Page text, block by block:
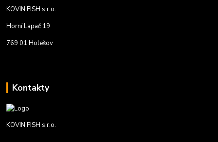
KOVIN FISH s.r.o.
Horní Lapač 19
769 01 Holešov
Kontakty
KOVIN FISH s.r.o.